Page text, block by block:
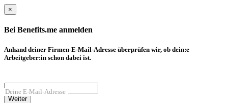
×
Bei Benefits.me anmelden
Anhand deiner Firmen-E-Mail-Adresse überprüfen wir, ob dein:e
Arbeitgeber:in schon dabei ist.
Deine E-Mail-Adresse
Weiter